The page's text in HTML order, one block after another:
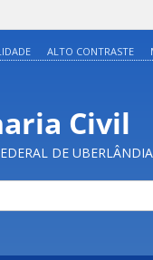
ALTO CONTRASTE
Civil
DE UBERLÂNDIA